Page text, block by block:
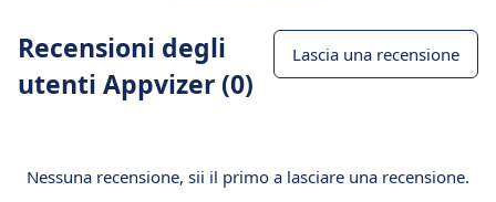
Recensioni degli
utenti Appvizer (0)
Lascia una recensione
Nessuna recensione, sii il primo a lasciare una recensione.